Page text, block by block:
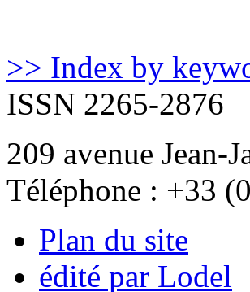
>> Index by
ISSN 2265-2876
209 avenue Jean-
Téléphone : +33
Plan du site
édité par Lodel